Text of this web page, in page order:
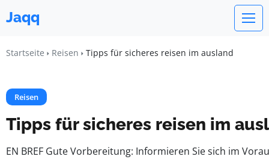
Jaqq
Startseite Reisen Tipps für sicheres reisen im ausland
Reisen
Tipps für sicheres reisen im
EN BREF Gute Vorbereitung: Informieren Sie sich im